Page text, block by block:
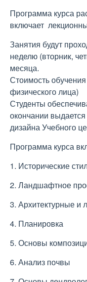
Программа курса
включает
Занятия будут
неделю (вторник,
месяца.
Стоимость
физического лица)
Студенты
окончании
дизайна Учебного
Программа курса
1. Исторические
2. Ландшафтное
3. Архитектурные
4. Планировка
5. Основы
6. Анализ почвы